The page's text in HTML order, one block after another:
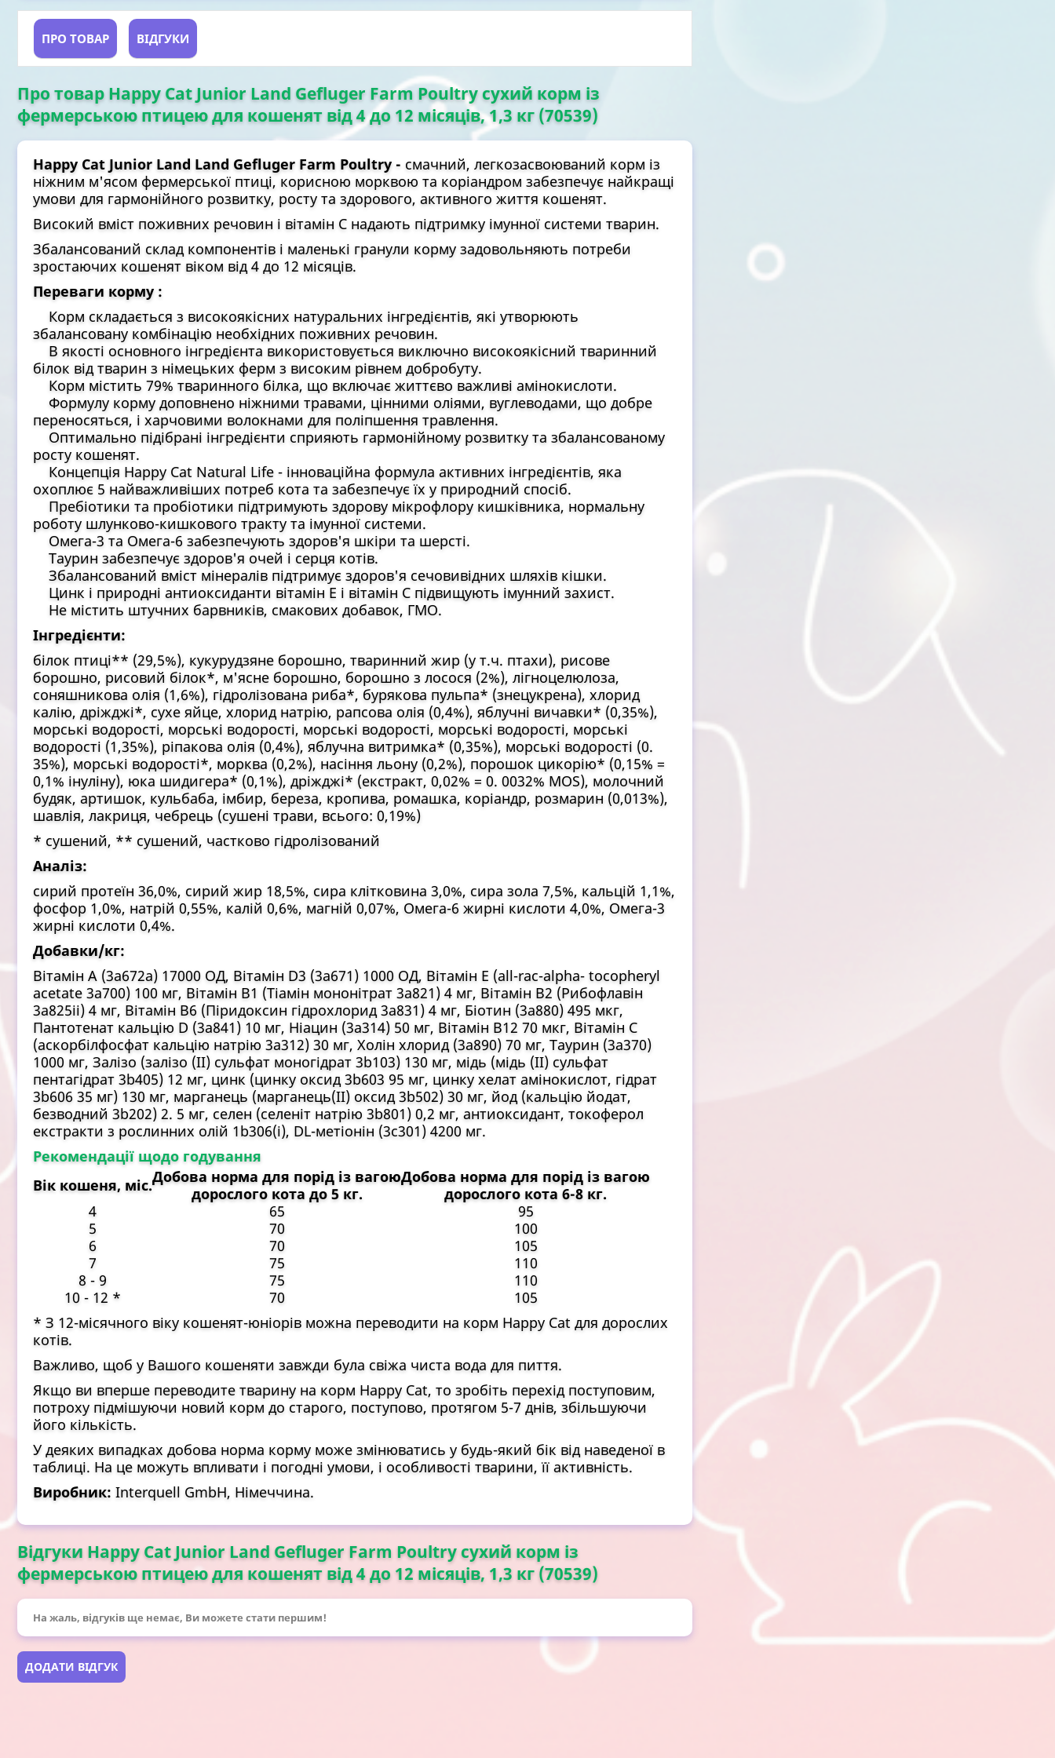
ПРО ТОВАР ВІДГУКИ
Про товар Happy Cat Junior Land Gefluger Farm Poultry сухий корм із
фермерською птицею для кошенят від 4 до 12 місяців, 1,3 кг (70539)
Happy Cat Junior Land Land Gefluger Farm Poultry - смачний, легкозасвоюваний корм із
ніжним м'ясом фермерської птиці, корисною морквою та коріандром забезпечує найкращі
умови для гармонійного розвитку, росту та здорового, активного життя кошенят.
Високий вміст поживних речовин і вітамін C надають підтримку імунної системи тварин.
Збалансований склад компонентів і маленькі гранули корму задовольняють потреби
зростаючих кошенят віком від 4 до 12 місяців.
Переваги корму :
Корм складається з високоякісних натуральних інгредієнтів, які утворюють
збалансовану комбінацію необхідних поживних речовин.
В якості основного інгредієнта використовується виключно високоякісний тваринний
білок від тварин з німецьких ферм з високим рівнем добробуту.
Корм містить 79% тваринного білка, що включає життєво важливі амінокислоти.
Формулу корму доповнено ніжними травами, цінними оліями, вуглеводами, що добре
переносяться, і харчовими волокнами для поліпшення травлення.
Оптимально підібрані інгредієнти сприяють гармонійному розвитку та збалансованому
росту кошенят.
Концепція Happy Cat Natural Life - інноваційна формула активних інгредієнтів, яка
охоплює 5 найважливіших потреб кота та забезпечує їх у природний спосіб.
Пребіотики та пробіотики підтримують здорову мікрофлору кишківника, нормальну
роботу шлунково-кишкового тракту та імунної системи.
Омега-3 та Омега-6 забезпечують здоров'я шкіри та шерсті.
Таурин забезпечує здоров'я очей і серця котів.
Збалансований вміст мінералів підтримує здоров'я сечовивідних шляхів кішки.
Цинк і природні антиоксиданти вітамін Е і вітамін C підвищують імунний захист.
Не містить штучних барвників, смакових добавок, ГМО.
Інгредієнти:
білок птиці** (29,5%), кукурудзяне борошно, тваринний жир (у т.ч. птахи), рисове
борошно, рисовий білок*, м'ясне борошно, борошно з лосося (2%), лігноцелюлоза,
соняшникова олія (1,6%), гідролізована риба*, бурякова пульпа* (знецукрена), хлорид
калію, дріжджі*, сухе яйце, хлорид натрію, рапсова олія (0,4%), яблучні вичавки* (0,35%),
морські водорості, морські водорості, морські водорості, морські водорості, морські
водорості (1,35%), ріпакова олія (0,4%), яблучна витримка* (0,35%), морські водорості (0.
35%), морські водорості*, морква (0,2%), насіння льону (0,2%), порошок цикорію* (0,15% =
0,1% інуліну), юка шидигера* (0,1%), дріжджі* (екстракт, 0,02% = 0. 0032% MOS), молочний
будяк, артишок, кульбаба, імбир, береза, кропива, ромашка, коріандр, розмарин (0,013%),
шавлія, лакриця, чебрець (сушені трави, всього: 0,19%)
* сушений, ** сушений, частково гідролізований
Аналіз:
сирий протеїн 36,0%, сирий жир 18,5%, сира клітковина 3,0%, сира зола 7,5%, кальцій 1,1%,
фосфор 1,0%, натрій 0,55%, калій 0,6%, магній 0,07%, Омега-6 жирні кислоти 4,0%, Омега-3
жирні кислоти 0,4%.
Добавки/кг:
Вітамін А (3a672a) 17000 ОД, Вітамін D3 (3a671) 1000 ОД, Вітамін Е (all-rac-alpha- tocopheryl
acetate 3a700) 100 мг, Вітамін В1 (Тіамін мононітрат 3a821) 4 мг, Вітамін В2 (Рибофлавін
3a825ii) 4 мг, Вітамін В6 (Піридоксин гідрохлорид 3a831) 4 мг, Біотин (3a880) 495 мкг,
Пантотенат кальцію D (3a841) 10 мг, Ніацин (3a314) 50 мг, Вітамін B12 70 мкг, Вітамін C
(аскорбілфосфат кальцію натрію 3a312) 30 мг, Холін хлорид (3a890) 70 мг, Таурин (3a370)
1000 мг, Залізо (залізо (II) сульфат моногідрат 3b103) 130 мг, мідь (мідь (II) сульфат
пентагідрат 3b405) 12 мг, цинк (цинку оксид 3b603 95 мг, цинку хелат амінокислот, гідрат
3b606 35 мг) 130 мг, марганець (марганець(II) оксид 3b502) 30 мг, йод (кальцію йодат,
безводний 3b202) 2. 5 мг, селен (селеніт натрію 3b801) 0,2 мг, антиоксидант, токоферол
екстракти з рослинних олій 1b306(i), DL-метіонін (3c301) 4200 мг.
Рекомендації щодо годування
Вік кошеня, міс.Добова норма для порід із вагою
дорослого кота до 5 кг.
Добова норма для порід із вагою
дорослого кота 6-8 кг.
4
65
95
5
70
100
6
70
105
7
75
110
8 - 9
75
110
10 - 12 *
70
105
* З 12-місячного віку кошенят-юніорів можна переводити на корм Happy Cat для дорослих
котів.
Важливо, щоб у Вашого кошеняти завжди була свіжа чиста вода для пиття.
Якщо ви вперше переводите тварину на корм Happy Cat, то зробіть перехід поступовим,
потроху підмішуючи новий корм до старого, поступово, протягом 5-7 днів, збільшуючи
його кількість.
У деяких випадках добова норма корму може змінюватись у будь-який бік від наведеної в
таблиці. На це можуть впливати і погодні умови, і особливості тварини, її активність.
Виробник: Interquell GmbH, Німеччина.
Відгуки Happy Cat Junior Land Gefluger Farm Poultry сухий корм із
фермерською птицею для кошенят від 4 до 12 місяців, 1,3 кг (70539)
На жаль, відгуків ще немає, Ви можете стати першим!
ДОДАТИ ВІДГУК